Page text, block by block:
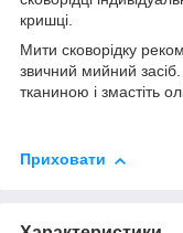
кришці.
Мити сковорідку
звичний мийний
тканиною і змастіть
Приховати